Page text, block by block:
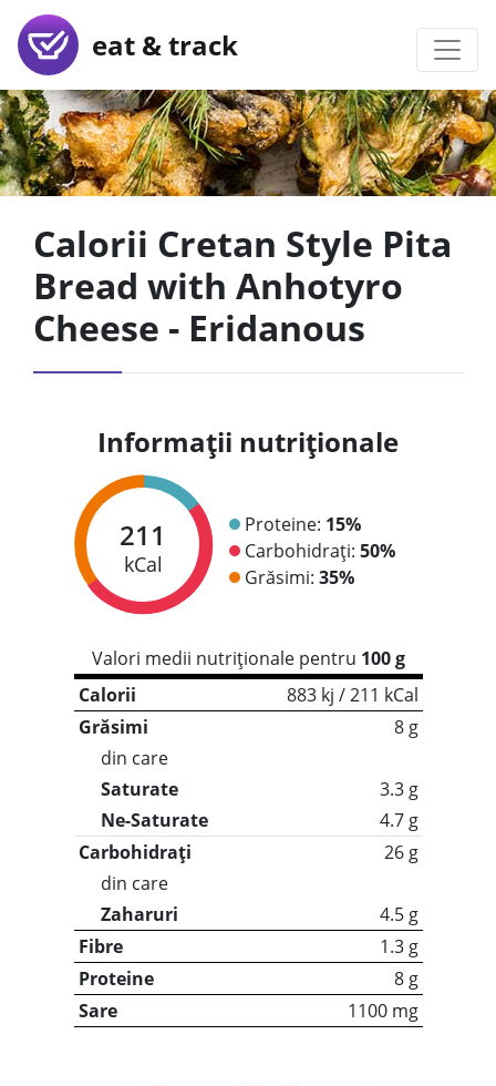
eat & track
Calorii Cretan Style Pita
Bread with Anhotyro
Cheese - Eridanous
Informații nutriționale
211
kCal
Proteine: 15%
Carbohidrați: 50%
Grăsimi: 35%
Valori medii nutriționale pentru 100 g
Calorii
883 kj / 211 kCal
Grăsimi
8 g
din care
Saturate
3.3 g
Ne-Saturate
4.7 g
Carbohidrați
26 g
din care
Zaharuri
4.5 g
Fibre
1.3 g
Proteine
8 g
Sare
1100 mg